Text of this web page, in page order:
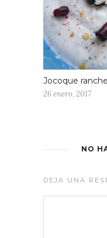
Jocoque
26 enero, 2017
NO
DEJA UNA